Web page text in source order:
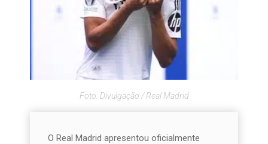
Foto: Divulgação / Real Madrid
O Real Madrid apresentou oficialmente